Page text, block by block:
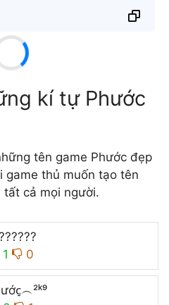
kí tự Phước
tên game Phước đẹp
game thủ muốn tạo tên
tất cả mọi người.
1
0